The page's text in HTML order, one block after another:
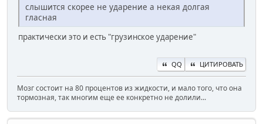
слышится скорее не ударение а некая долгая
гласная
практически это и есть "грузинское ударение"
QQ ЦИТИРОВАТЬ
Мозг состоит на 80 процентов из жидкости, и мало того, что она
тормозная, так многим еще ее конкретно не долили...